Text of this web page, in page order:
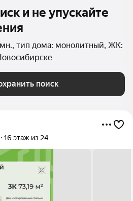
и не упускайте
тип дома: монолитный, ЖК:
поиск
16 этаж из 24